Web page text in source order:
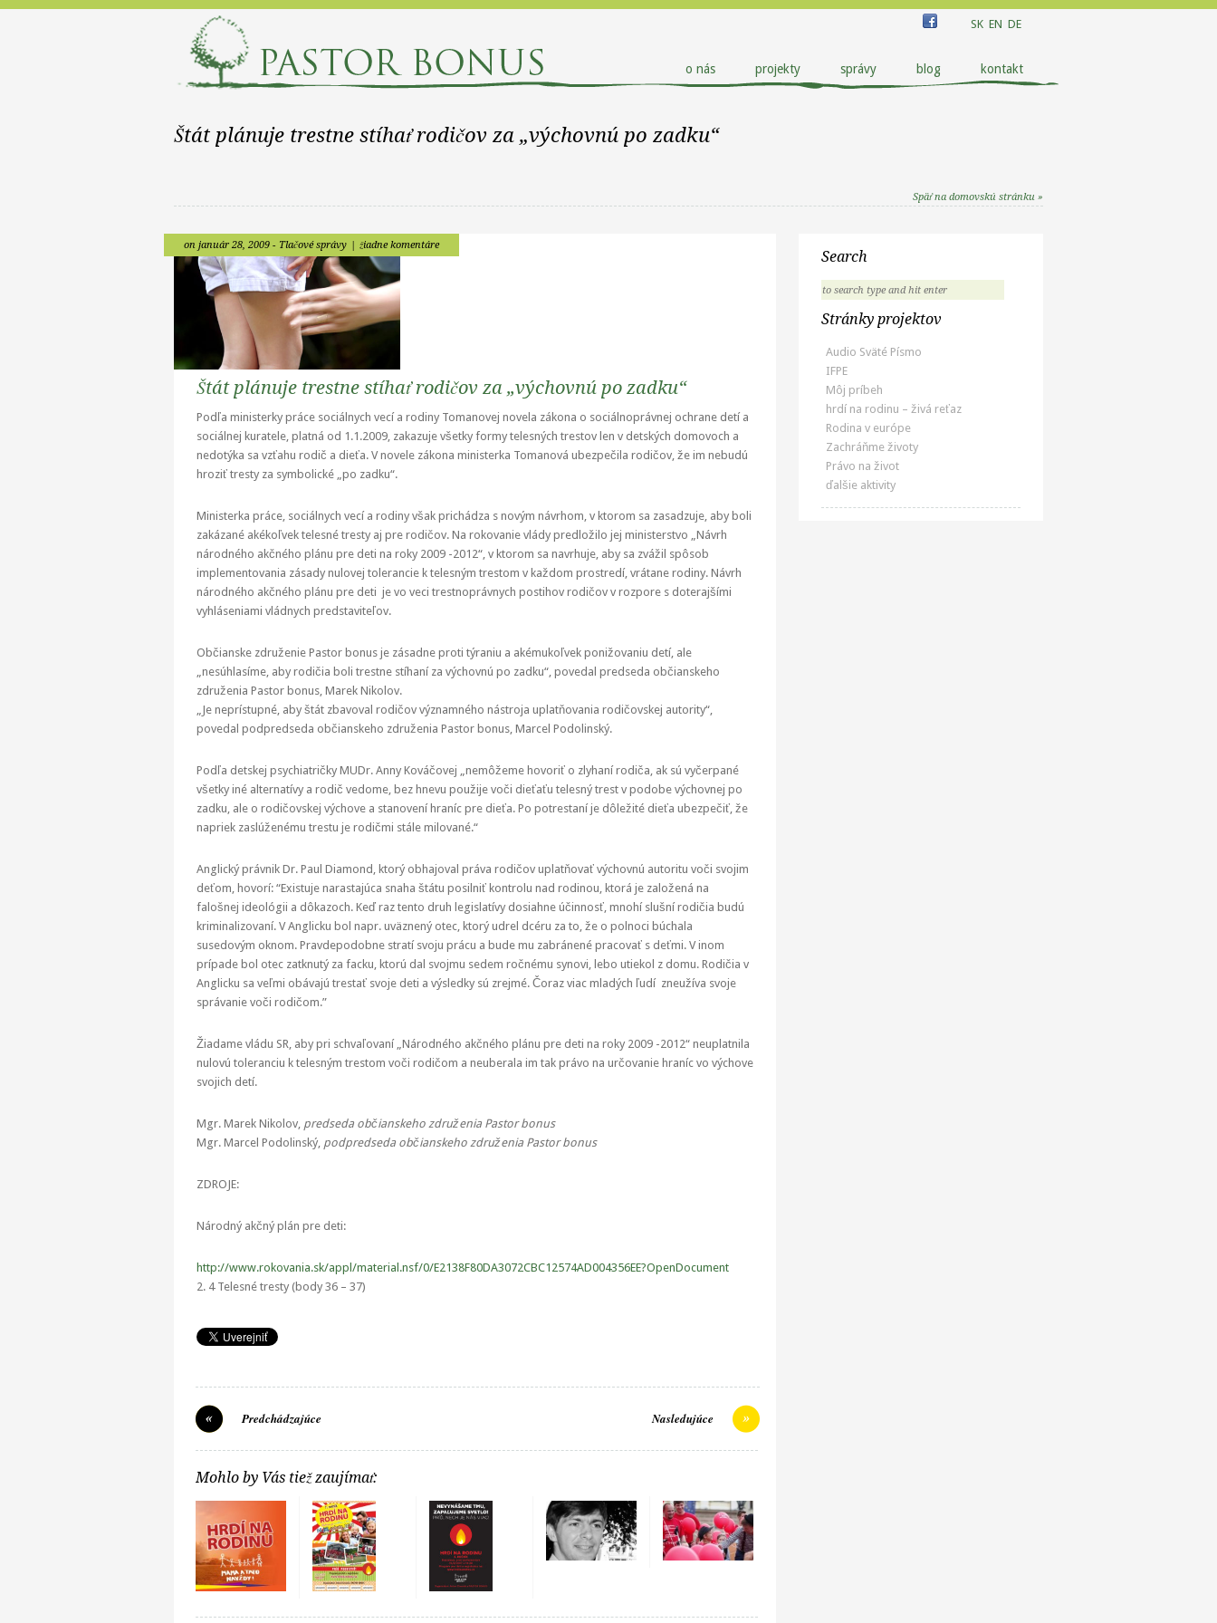
o nás projekty správy blog kontakt
SK EN DE
Štát plánuje trestne stíhať rodičov za „výchovnú po zadku“
Späť na domovskú stránku »
on január 28, 2009 - Tlačové správy | žiadne komentáre
Štát plánuje trestne stíhať rodičov za „výchovnú po zadku“
Podľa ministerky práce sociálnych vecí a rodiny Tomanovej novela zákona o sociálnoprávnej ochrane detí a
sociálnej kuratele, platná od 1.1.2009, zakazuje všetky formy telesných trestov len v detských domovoch a
nedotýka sa vzťahu rodič a dieťa. V novele zákona ministerka Tomanová ubezpečila rodičov, že im nebudú
hroziť tresty za symbolické „po zadku“.
Ministerka práce, sociálnych vecí a rodiny však prichádza s novým návrhom, v ktorom sa zasadzuje, aby boli
zakázané akékoľvek telesné tresty aj pre rodičov. Na rokovanie vlády predložilo jej ministerstvo „Návrh
národného akčného plánu pre deti na roky 2009 -2012“, v ktorom sa navrhuje, aby sa zvážil spôsob
implementovania zásady nulovej tolerancie k telesným trestom v každom prostredí, vrátane rodiny. Návrh
národného akčného plánu pre deti je vo veci trestnoprávnych postihov rodičov v rozpore s doterajšími
vyhláseniami vládnych predstaviteľov.
Občianske združenie Pastor bonus je zásadne proti týraniu a akémukoľvek ponižovaniu detí, ale
„nesúhlasíme, aby rodičia boli trestne stíhaní za výchovnú po zadku“, povedal predseda občianskeho
združenia Pastor bonus, Marek Nikolov.
„Je neprístupné, aby štát zbavoval rodičov významného nástroja uplatňovania rodičovskej autority“,
povedal podpredseda občianskeho združenia Pastor bonus, Marcel Podolinský.
Podľa detskej psychiatričky MUDr. Anny Kováčovej „nemôžeme hovoriť o zlyhaní rodiča, ak sú vyčerpané
všetky iné alternatívy a rodič vedome, bez hnevu použije voči dieťaťu telesný trest v podobe výchovnej po
zadku, ale o rodičovskej výchove a stanovení hraníc pre dieťa. Po potrestaní je dôležité dieťa ubezpečiť, že
napriek zaslúženému trestu je rodičmi stále milované.“
Anglický právnik Dr. Paul Diamond, ktorý obhajoval práva rodičov uplatňovať výchovnú autoritu voči svojim
deťom, hovorí: “Existuje narastajúca snaha štátu posilniť kontrolu nad rodinou, ktorá je založená na
falošnej ideológii a dôkazoch. Keď raz tento druh legislatívy dosiahne účinnosť, mnohí slušní rodičia budú
kriminalizovaní. V Anglicku bol napr. uväznený otec, ktorý udrel dcéru za to, že o polnoci búchala
susedovým oknom. Pravdepodobne stratí svoju prácu a bude mu zabránené pracovať s deťmi. V inom
prípade bol otec zatknutý za facku, ktorú dal svojmu sedem ročnému synovi, lebo utiekol z domu. Rodičia v
Anglicku sa veľmi obávajú trestať svoje deti a výsledky sú zrejmé. Čoraz viac mladých ľudí zneužíva svoje
správanie voči rodičom.”
Žiadame vládu SR, aby pri schvaľovaní „Národného akčného plánu pre deti na roky 2009 -2012“ neuplatnila
nulovú toleranciu k telesným trestom voči rodičom a neuberala im tak právo na určovanie hraníc vo výchove
svojich detí.
Mgr. Marek Nikolov, predseda občianskeho združenia Pastor bonus
Mgr. Marcel Podolinský, podpredseda občianskeho združenia Pastor bonus
ZDROJE:
Národný akčný plán pre deti:
http://www.rokovania.sk/appl/material.nsf/0/E2138F80DA3072CBC12574AD004356EE?OpenDocument
2. 4 Telesné tresty (body 36 – 37)
Predchádzajúce Nasledujúce
Mohlo by Vás tiež zaujímať:
Search
Stránky projektov
Audio Sväté Písmo
IFPE
Môj príbeh
hrdí na rodinu – živá reťaz
Rodina v európe
Zachráňme životy
Právo na život
ďalšie aktivity